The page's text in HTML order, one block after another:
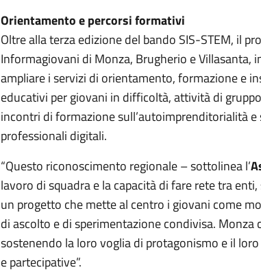
Orientamento e percorsi formativi
Oltre alla terza edizione del bando SIS-STEM, il
Informagiovani di Monza, Brugherio e Villasanta,
ampliare i servizi di orientamento, formazione e
educativi per giovani in difficoltà, attività di
incontri di formazione sull’autoimprenditorialità
professionali digitali.
“Questo riconoscimento regionale – sottolinea l’
lavoro di squadra e la capacità di fare rete tra
un progetto che mette al centro i giovani come
di ascolto e di sperimentazione condivisa.
sostenendo la loro voglia di protagonismo e il
e partecipative”.